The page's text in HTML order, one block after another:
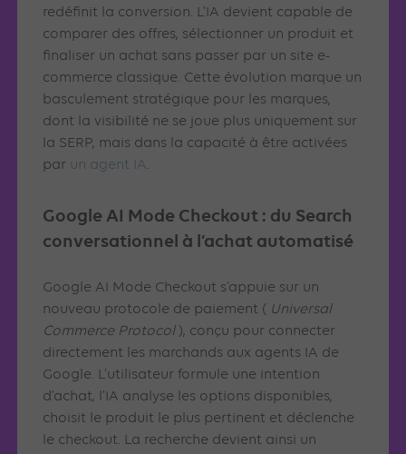
redéfinit la conversion. L’IA devient capable de
comparer des offres, sélectionner un produit et
finaliser un achat sans passer par un site e-
commerce classique. Cette évolution marque un
basculement stratégique pour les marques,
dont la visibilité ne se joue plus uniquement sur
la SERP, mais dans la capacité à être activées
par un agent IA.
Google AI Mode Checkout : du Search
conversationnel à l’achat automatisé
Google AI Mode Checkout s’appuie sur un
nouveau protocole de paiement ( Universal
Commerce Protocol), conçu pour connecter
directement les marchands aux agents IA de
Google. L’utilisateur formule une intention
d’achat, l’IA analyse les options disponibles,
choisit le produit le plus pertinent et déclenche
le checkout. La recherche devient ainsi un